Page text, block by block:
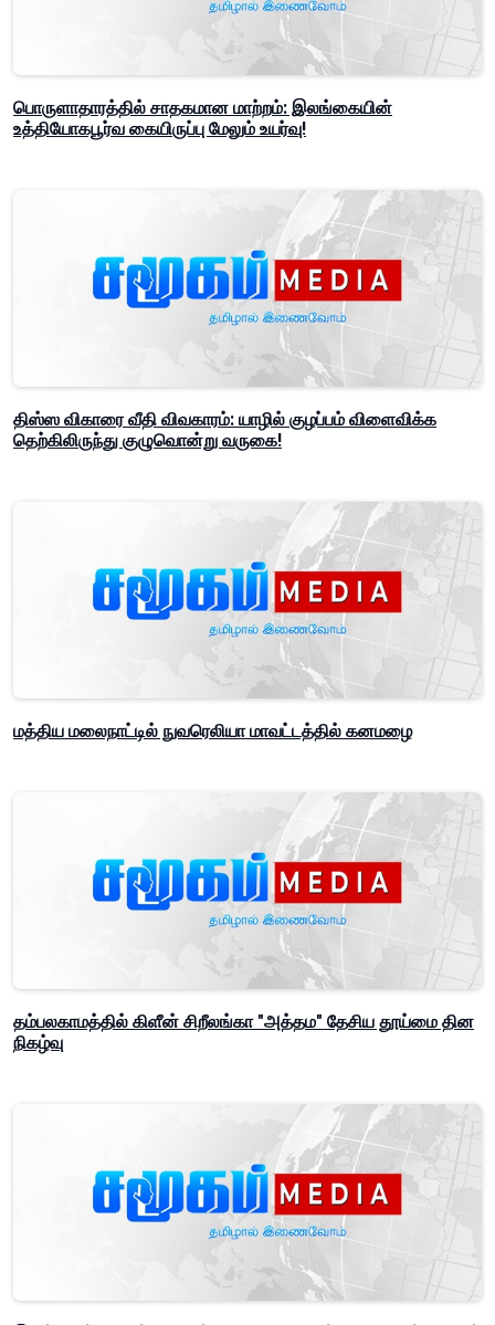
பொருளாதாரத்தில் சாதகமான மாற்றம்: இலங்கையின்
உத்தியோகபூர்வ கையிருப்பு மேலும் உயர்வு!
திஸ்ஸ விகாரை வீதி விவகாரம்: யாழில் குழப்பம் விளைவிக்க
தெற்கிலிருந்து குழுவொன்று வருகை!
மத்திய மலைநாட்டில் நுவரெலியா மாவட்டத்தில் கனமழை
தம்பலகாமத்தில் கிளீன் சிறீலங்கா "அத்தம" தேசிய தூய்மை தின
நிகழ்வு